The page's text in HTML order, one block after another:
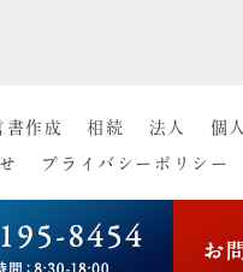
書作成 相続 法人 個人
プライバシーポリシー